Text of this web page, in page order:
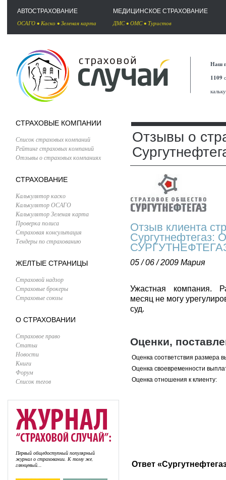
АВТОСТРАХОВАНИЕ
ОСАГО • Каско • Зеленая карта
МЕДИЦИНСКОЕ СТРАХОВАНИЕ
ДМС• ОМС• Туристов
Наш
1109
СТРАХОВЫЕ КОМПАНИИ
Список страховых компаний
Рейтинг страховых компаний
Отзывы о страховых компаниях
СТРАХОВАНИЕ
Калькулятор каско
Калькулятор ОСАГО
Калькулятор Зеленая карта
Проверка полиса
Страховая консультация
Тендеры по страхованию
ЖЕЛТЫЕ СТРАНИЦЫ
Страховой надзор
Страховые брокеры
Страховые союзы
О СТРАХОВАНИИ
Страховое право
Статьи
Новости
Книги
Форум
Список тегов
Первый общедоступный популярный
журнал о страховании. К тому же,
глянцевый...
Отзывы о
Отзыв клиента
05 / 06 / 2009 Мария
Ужастная компания.
месяц не могу
суд.
Оценки,
Оценка соответствия размера
Оценка своевременности
Оценка отношения к клиенту:
Ответ